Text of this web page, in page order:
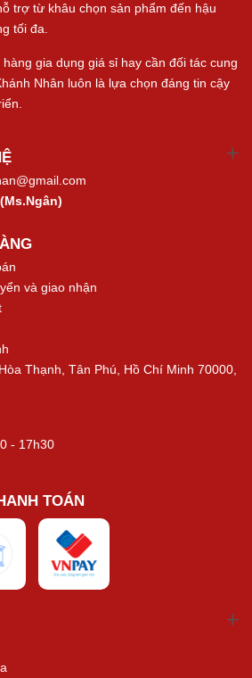
trợ từ khâu chọn sản phẩm đến hậu
tối đa.
gia dụng giá sỉ hay cần đối tác cung
Nhân luôn là lựa chọn đáng tin cậy
(Ms.Ngân)
và giao nhận
Thạnh, Tân Phú, Hồ Chí Minh 70000,
- 17h30
TOÁN